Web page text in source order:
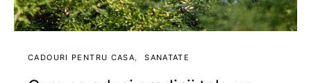
CADOURI PENTRU CASA SANATATE